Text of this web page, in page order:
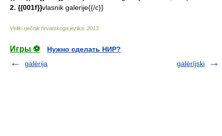
2. {{001f}}vlasnik galerije{{/c}}
Veliki rječnik hrvatskoga jezika 2013
Игры ⚽
Нужно сделать НИР?
galèrija
galèrījski